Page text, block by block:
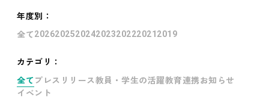
年度別 ：
全て202620252024202320222021 2019
カテゴリ：
全て プレスリリース教員・学生の活躍教育連携お知らせ
イベント